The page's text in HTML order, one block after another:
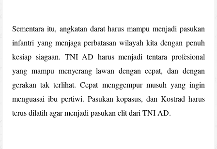
Sementara itu, angkatan darat harus mampu menjadi pasukan
infantri yang menjaga perbatasan wilayah kita dengan penuh
kesiap siagaan. TNI AD harus menjadi tentara profesional
yang mampu menyerang lawan dengan cepat, dan dengan
gerakan tak terlihat. Cepat menggempur musuh yang ingin
menguasai ibu pertiwi. Pasukan kopasus, dan Kostrad harus
terus dilatih agar menjadi pasukan elit dari TNI AD.